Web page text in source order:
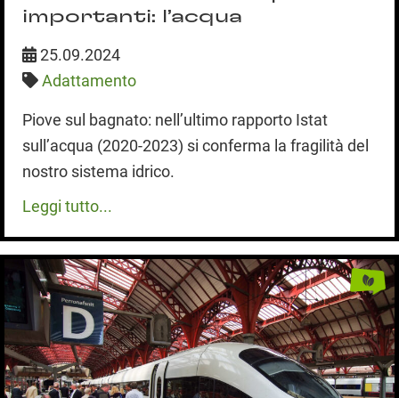
importanti: l’acqua
25.09.2024
Adattamento
Piove sul bagnato: nell’ultimo rapporto Istat
sull’acqua (2020-2023) si conferma la fragilità del
nostro sistema idrico.
Leggi tutto...